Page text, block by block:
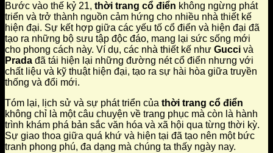
Bước vào thế kỷ 21, thời trang cổ điển không ngừng phát
triển và trở thành nguồn cảm hứng cho nhiều nhà thiết kế
hiện đại. Sự kết hợp giữa các yếu tố cổ điển và hiện đại đã
tạo ra những bộ sưu tập độc đáo, mang lại sức sống mới
cho phong cách này. Ví dụ, các nhà thiết kế như Gucci và
Prada đã tái hiện lại những đường nét cổ điển nhưng với
chất liệu và kỹ thuật hiện đại, tạo ra sự hài hòa giữa truyền
thống và đổi mới.
Tóm lại, lịch sử và sự phát triển của thời trang cổ điển
không chỉ là một câu chuyện về trang phục mà còn là hành
trình khám phá bản sắc văn hóa và xã hội qua từng thời kỳ.
Sự giao thoa giữa quá khứ và hiện tại đã tạo nên một bức
tranh phong phú, đa dạng mà chúng ta thấy ngày nay.